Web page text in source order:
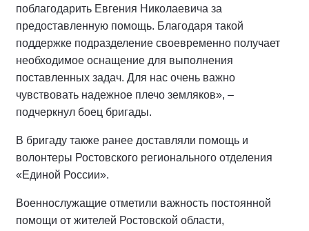
поблагодарить Евгения Николаевича за
предоставленную помощь. Благодаря такой
поддержке подразделение своевременно получает
необходимое оснащение для выполнения
поставленных задач. Для нас очень важно
чувствовать надежное плечо земляков», –
подчеркнул боец бригады.
В бригаду также ранее доставляли помощь и
волонтеры Ростовского регионального отделения
«Единой России».
Военнослужащие отметили важность постоянной
помощи от жителей Ростовской области,